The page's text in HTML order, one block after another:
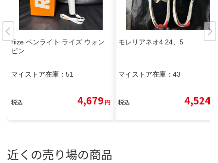
riize ペンライト ライズ ウォン
ビン
マイストア在庫： 51
税込 4,679円
モレリアネオ4 24、5
マイストア在庫： 43
税込 4,524
近くの売り場の商品